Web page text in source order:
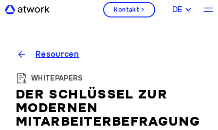
DEUTSCH
Kontakt >
Resourcen
WHITEPAPERS
DER SCHLÜSSEL ZUR
MODERNEN
MITARBEITERBEFRAGUNG